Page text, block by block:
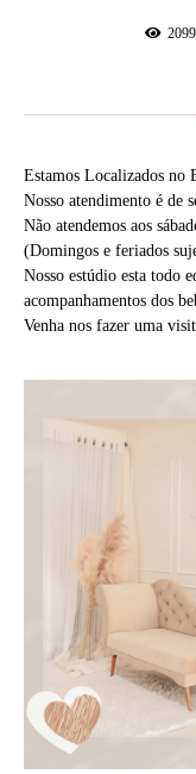
2099
Estamos Localizados no
Nosso atendimento é de
Não atendemos aos
(Domingos e feriados
Nosso estúdio esta todo
acompanhamentos dos
Venha nos fazer uma